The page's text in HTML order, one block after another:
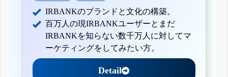
IRBANKのブランドと文化の構築。
百万人の現IRBANKユーザーとまだ
IRBANKを知らない数千万人に対してマ
ーケティングをしてみたい方。
Detail